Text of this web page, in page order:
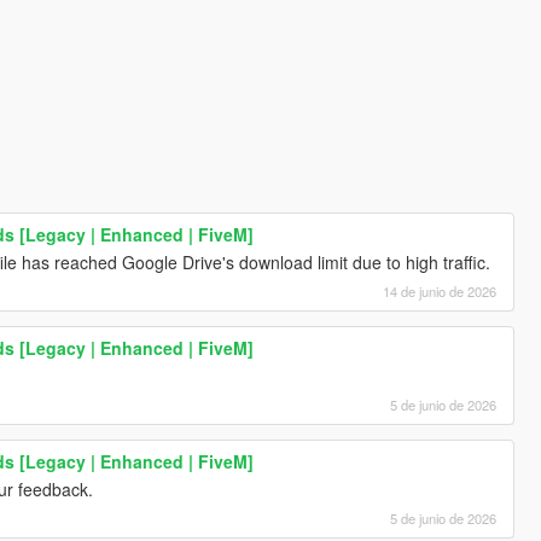
[Legacy | Enhanced | FiveM]
has reached Google Drive's download limit due to high traffic.
14 de junio de 2026
[Legacy | Enhanced | FiveM]
5 de junio de 2026
[Legacy | Enhanced | FiveM]
feedback.
5 de junio de 2026